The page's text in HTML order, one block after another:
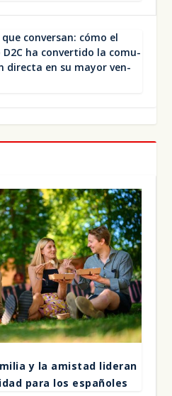
con­ver­san: cómo el
D2C ha con­ver­ti­do la comu­
direc­ta en su mayor ven­
y la amis­tad lide­ran
para los espa­ño­les